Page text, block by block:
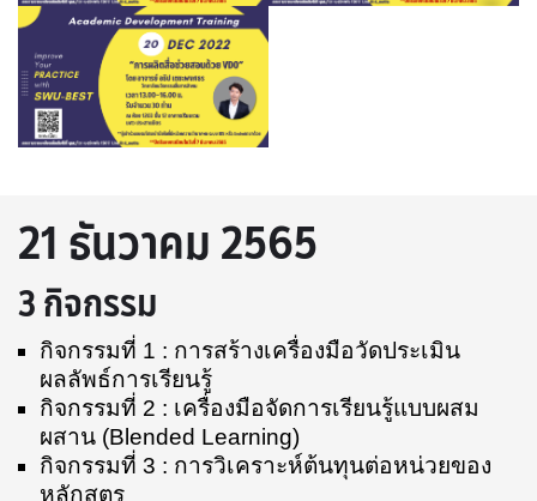
21 ธันวาคม 2565
3 กิจกรรม
กิจกรรมที่ 1 : การสร้างเครื่องมือวัดประเมิน
ผลลัพธ์การเรียนรู้
กิจกรรมที่ 2 : เครื่องมือจัดการเรียนรู้แบบผสม
ผสาน (Blended Learning)
กิจกรรมที่ 3 : การวิเคราะห์ต้นทุนต่อหน่วยของ
หลักสูตร